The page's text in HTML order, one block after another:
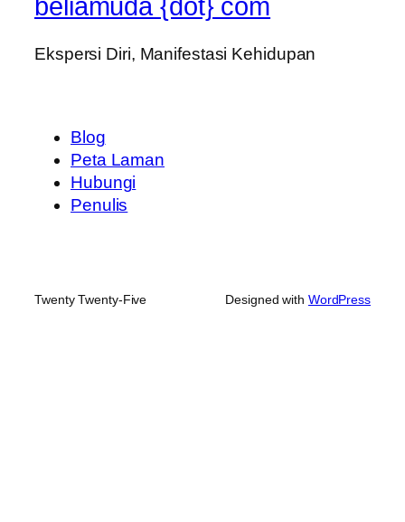
beliamuda {dot} com
Ekspersi Diri, Manifestasi Kehidupan
Blog
Peta Laman
Hubungi
Penulis
Twenty Twenty-Five Designed with WordPress